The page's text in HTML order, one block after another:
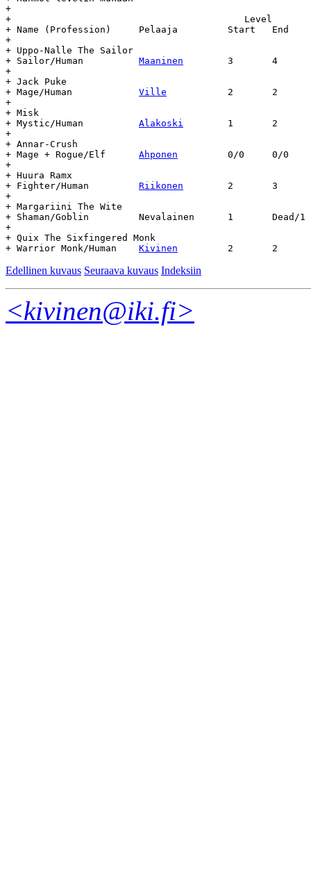
+
+  					   Level	   Day		Age
+ Name (Profession)	Pelaaja		Start	End	Start	End	(days)
+
+ Uppo-Nalle The Sailor
Maaninen
+
+ Jack Puke
Ville
+
+ Misk
Alakoski
+
+ Annar-Crush
Ahponen
+
+ Huura Ramx
Riikonen
+
+ Margariini The Wite
+ Shaman/Goblin		Nevalainen	1	Dead/1	20.6.91	xxx	xxx
+
+ Quix The Sixfingered Monk
Kivinen
Edellinen kuvaus Seuraava kuvaus Indeksiin
<kivinen@iki.fi>